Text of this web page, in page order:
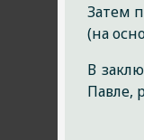
Затем
(на
В
Павле,